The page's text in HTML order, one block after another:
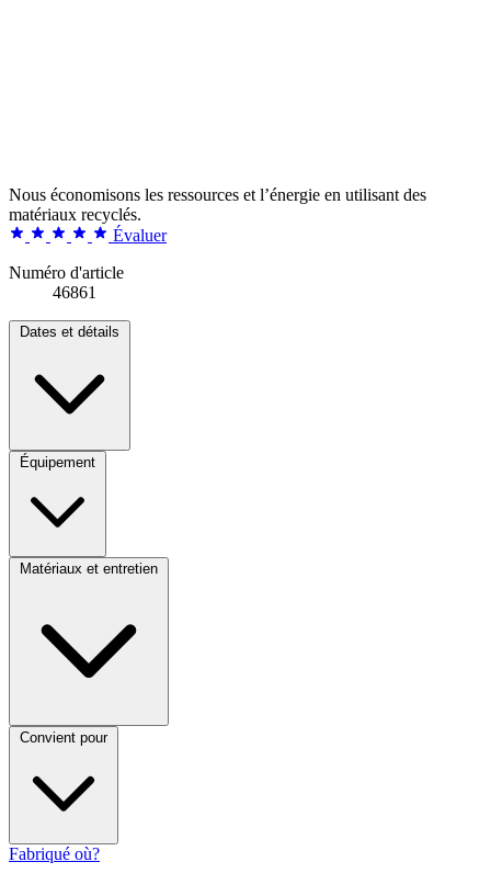
Nous économisons les ressources et l’énergie en utilisant des
matériaux recyclés.
Évaluer
Numéro d'article
46861
Dates et détails
Équipement
Matériaux et entretien
Convient pour
Fabriqué où?